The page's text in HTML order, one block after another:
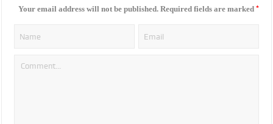
Your email address will not be published. Required fields are marked *